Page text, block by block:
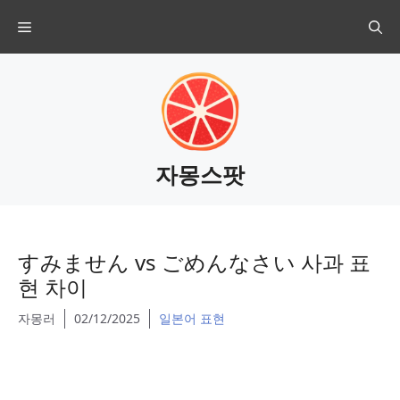
content
Menu
자몽스팟
すみません vs ごめんなさい 사과 표
현 차이
자몽러 02/12/2025 일본어 표현